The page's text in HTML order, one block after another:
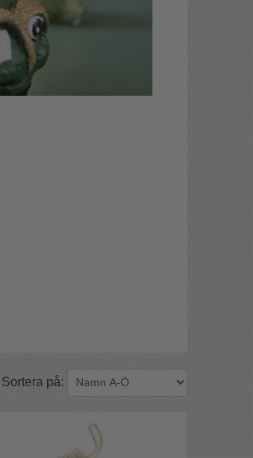
Sortera på: